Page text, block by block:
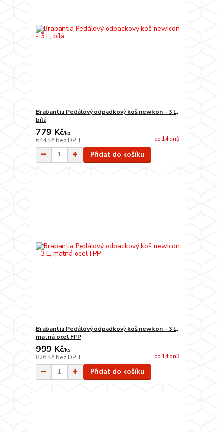
Brabantia Pedálový odpadkový koš newIcon - 3 L,
bílá
779 Kč/ks
644 Kč bez DPH do 14 dnů
Přidat do košíku
Brabantia Pedálový odpadkový koš newIcon - 3 L,
matná ocel FPP
999 Kč/ks
826 Kč bez DPH do 14 dnů
Přidat do košíku